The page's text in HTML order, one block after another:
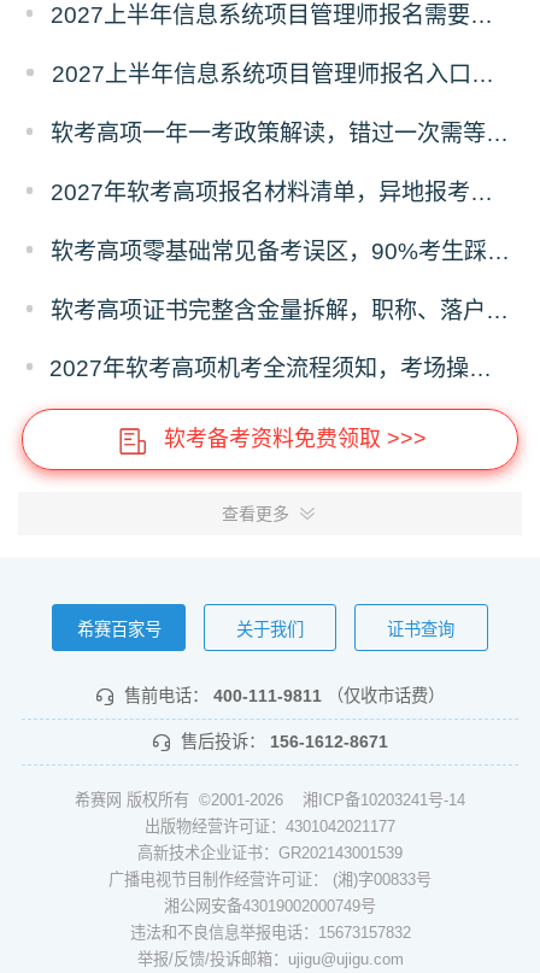
2027上半年信息系统项目管理师报名需要准备哪些材料？
2027上半年信息系统项目管理师报名入口及流程
软考高项一年一考政策解读，错过一次需等待一整年的影响分析
2027年软考高项报名材料清单，异地报考、照片、证明材料标准
软考高项零基础常见备考误区，90%考生踩坑的失分问题
软考高项证书完整含金量拆解，职称、落户、补贴、投标全用途
2027年软考高项机考全流程须知，考场操作、时间分配、答题禁忌
软考备考资料免费领取 >>>
查看更多
希赛百家号 关于我们 证书查询
售前电话： 400-111-9811 （仅收市话费）
售后投诉： 156-1612-8671
希赛网 版权所有 ©2001-2026 湘ICP备10203241号-14
出版物经营许可证：4301042021177
高新技术企业证书：GR202143001539
广播电视节目制作经营许可证： (湘)字00833号
湘公网安备43019002000749号
违法和不良信息举报电话：15673157832
举报/反馈/投诉邮箱：ujigu@ujigu.com